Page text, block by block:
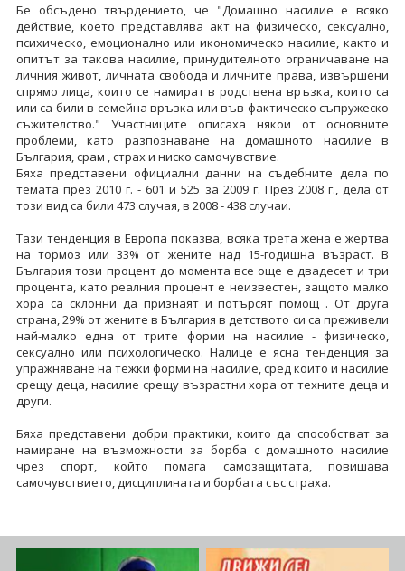
Бе обсъдено твърдението, че "Домашно насилие е всяко
действие, което представлява акт на физическо, сексуално,
психическо, емоционално или икономическо насилие, както и
опитът за такова насилие, принудителното ограничаване на
личния живот, личната свобода и личните права, извършени
спрямо лица, които се намират в родствена връзка, които са
или са били в семейна връзка или във фактическо съпружеско
съжителство." Участниците описаха някои от основните
проблеми, като разпознаване на домашното насилие в
България, срам , страх и ниско самочувствие.
Бяха представени официални данни на съдебните дела по
темата през 2010 г. - 601 и 525 за 2009 г. През 2008 г., дела от
този вид са били 473 случая, в 2008 - 438 случаи.
Тази тенденция в Европа показва, всяка трета жена е жертва
на тормоз или 33% от жените над 15-годишна възраст. В
България този процент до момента все още е двадесет и три
процента, като реалния процент е неизвестен, защото малко
хора са склонни да признаят и потърсят помощ . От друга
страна, 29% от жените в България в детството си са преживели
най-малко една от трите форми на насилие - физическо,
сексуално или психологическо. Налице е ясна тенденция за
упражняване на тежки форми на насилие, сред които и насилие
срещу деца, насилие срещу възрастни хора от техните деца и
други.
Бяха представени добри практики, които да способстват за
намиране на възможности за борба с домашното насилие
чрез спорт, който помага самозащитата, повишава
самочувствието, дисциплината и борбата със страха.